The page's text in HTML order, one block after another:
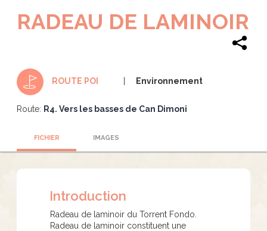
RADEAU DE LAMINOIR
ROUTE POI Environnement
Route: R4. Vers les basses de Can Dimoni
FICHIER IMAGES
Introduction
Radeau de laminoir du Torrent Fondo.
Radeau de laminoir constituent une